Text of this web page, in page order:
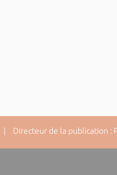
| Directeur de la publication :